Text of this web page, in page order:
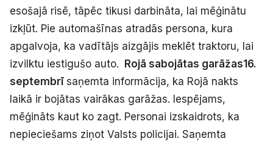
esošajā risē, tāpēc tikusi darbināta, lai mēģinātu
izkļūt. Pie automašīnas atradās persona, kura
apgalvoja, ka vadītājs aizgājis meklēt traktoru, lai
izvilktu iestigušo auto. Rojā sabojātas garāžas16.
septembrī saņemta informācija, ka Rojā nakts
laikā ir bojātas vairākas garāžas. Iespējams,
mēģināts kaut ko zagt. Personai izskaidrots, ka
nepieciešams ziņot Valsts policijai. Saņemta